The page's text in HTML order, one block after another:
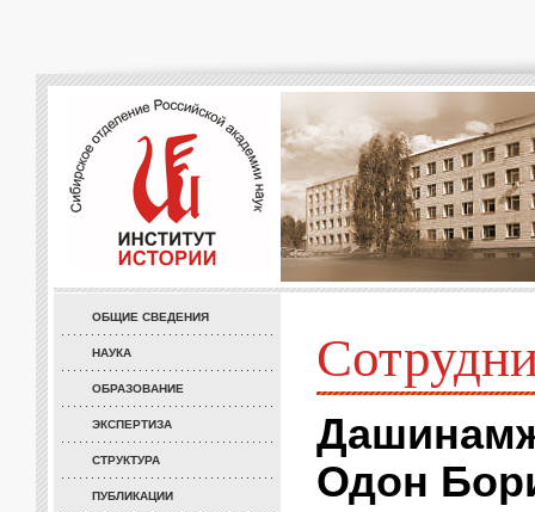
ОБЩИЕ СВЕДЕНИЯ
НАУКА
ОБРАЗОВАНИЕ
ЭКСПЕРТИЗА
СТРУКТУРА
ПУБЛИКАЦИИ
Одон